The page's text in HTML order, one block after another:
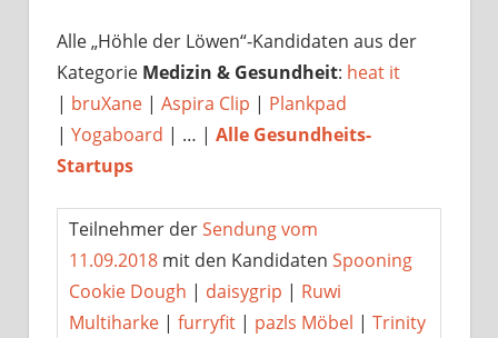
Alle „Höhle der Löwen“-Kandidaten aus der
Kategorie Medizin & Gesundheit: heat it
| bruXane | Aspira Clip | Plankpad
| Yogaboard | … | Alle Gesundheits-
Startups
Teilnehmer derSendung vom
11.09.2018mit den Kandidaten Spooning
Cookie Dough | daisygrip | Ruwi
Multiharke| furryfit| pazls Möbel | Trinity